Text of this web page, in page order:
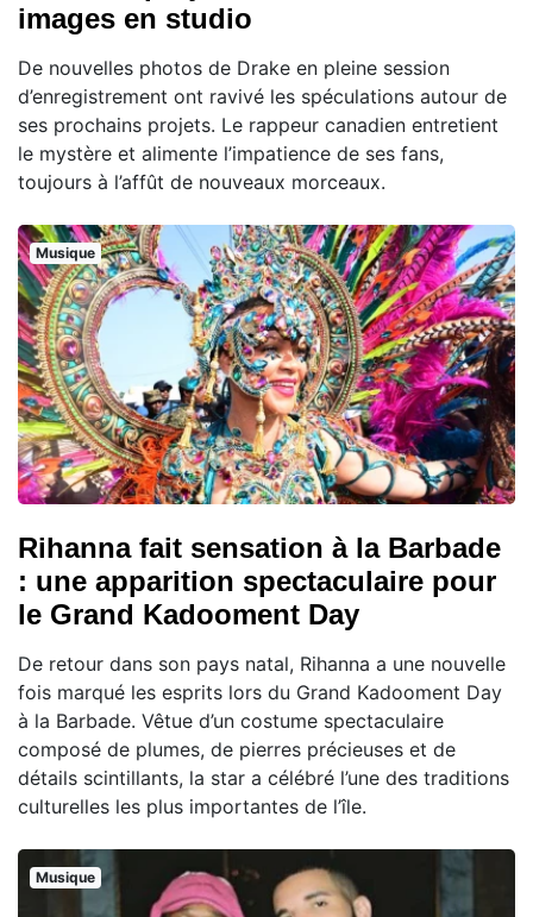
images en studio
De nouvelles photos de Drake en pleine session
d’enregistrement ont ravivé les spéculations autour de
ses prochains projets. Le rappeur canadien entretient
le mystère et alimente l’impatience de ses fans,
toujours à l’affût de nouveaux morceaux.
Musique
Rihanna fait sensation à la Barbade
: une apparition spectaculaire pour
le Grand Kadooment Day
De retour dans son pays natal, Rihanna a une nouvelle
fois marqué les esprits lors du Grand Kadooment Day
à la Barbade. Vêtue d’un costume spectaculaire
composé de plumes, de pierres précieuses et de
détails scintillants, la star a célébré l’une des traditions
culturelles les plus importantes de l’île.
Musique